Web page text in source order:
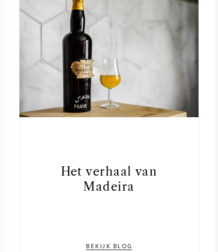
Het verhaal van
Madeira
BEKIJK BLOG